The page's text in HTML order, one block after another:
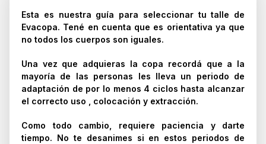
Esta es nuestra guía para seleccionar tu talle de
Evacopa. Tené en cuenta que es orientativa ya que
no todos los cuerpos son iguales.
Una vez que adquieras la copa recordá que a la
mayoría de las personas les lleva un periodo de
adaptación de por lo menos 4 ciclos hasta alcanzar
el correcto uso , colocación y extracción.
Como todo cambio, requiere paciencia y darte
tiempo. No te desanimes si en estos periodos de